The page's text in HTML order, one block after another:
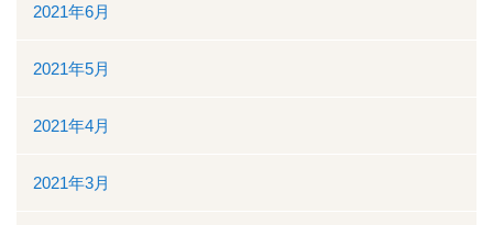
2021年6月
2021年5月
2021年4月
2021年3月